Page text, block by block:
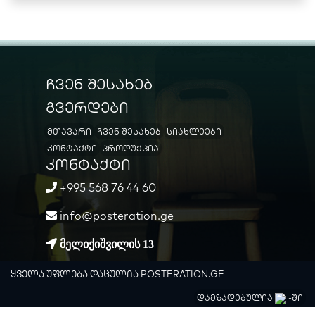
ჩვენ შესახებ
გვერდები
მთავარი ჩვენ შესახებ
სიახლეები
კონტაქტი პროდუქცია
კონტაქტი
+995 568 76 44 60
info@posteration.ge
მელიქიშვილის 13
ყველა უფლება დაცულია POSTERATION.GE
დამზადებულია -ში